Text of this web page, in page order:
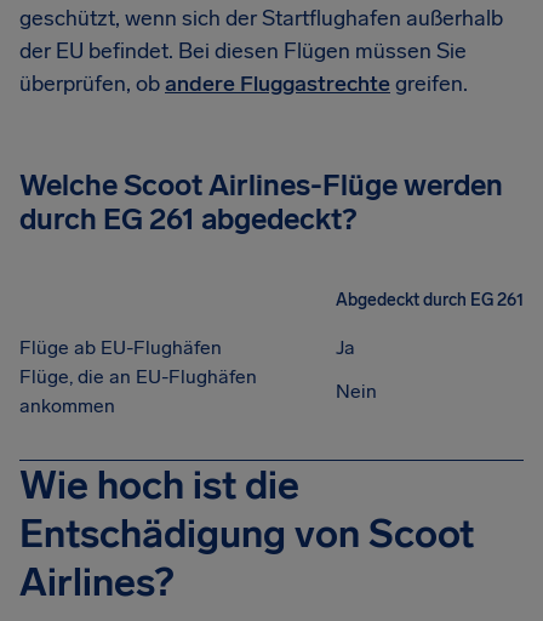
geschützt, wenn sich der Startflughafen außerhalb
der EU befindet. Bei diesen Flügen müssen Sie
überprüfen, obandere Fluggastrechtegreifen.
Welche Scoot Airlines-Flüge werden
durch EG 261 abgedeckt?
Abgedeckt durch EG 261
Flüge ab EU-Flughäfen
Ja
Flüge, die an EU-Flughäfen
ankommen
Nein
Wie hoch ist die
Entschädigung von Scoot
Airlines?